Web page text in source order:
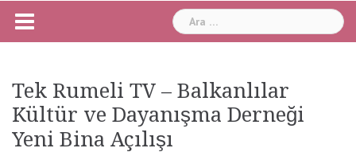
Arama:
Tek Rumeli TV – Balkanlılar
Kültür ve Dayanışma Derneği
Yeni Bina Açılışı